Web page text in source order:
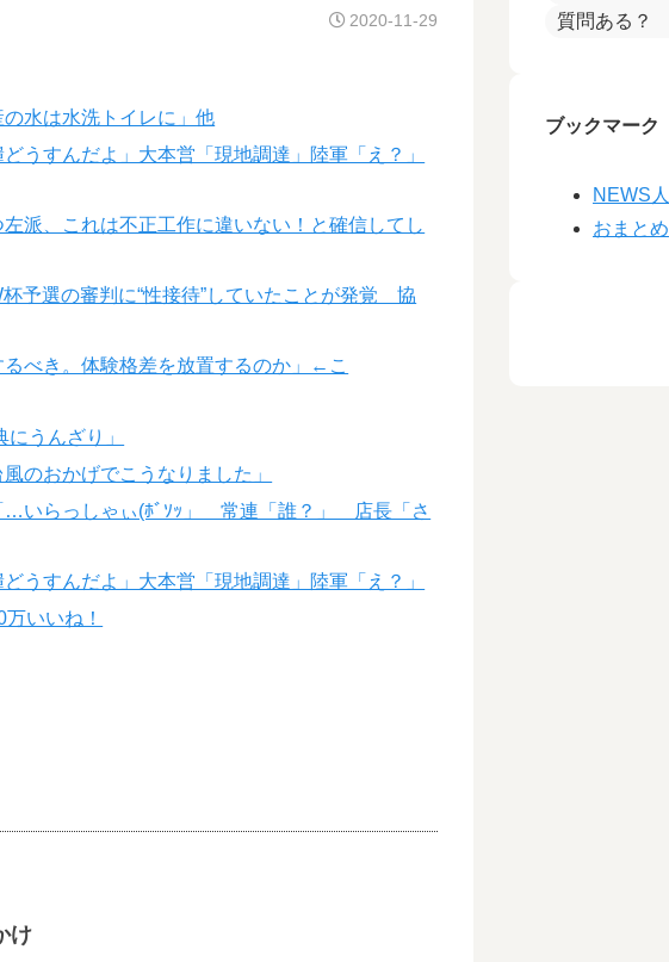
2020-11-29
水は水洗トイレに」他
うすんだよ」大本営「現地調達」陸軍「え？」
派、これは不正工作に違いない！と確信してし
予選の審判に“性接待”していたことが発覚 協
るべき。体験格差を放置するのか」←こ
うんざり」
のおかげでこうなりました」
いらっしゃぃ(ﾎﾞｿｯ」 常連「誰？」 店長「さ
うすんだよ」大本営「現地調達」陸軍「え？」
いいね！
け
質問ある？
ブックマーク
NEWS人
おまとめ